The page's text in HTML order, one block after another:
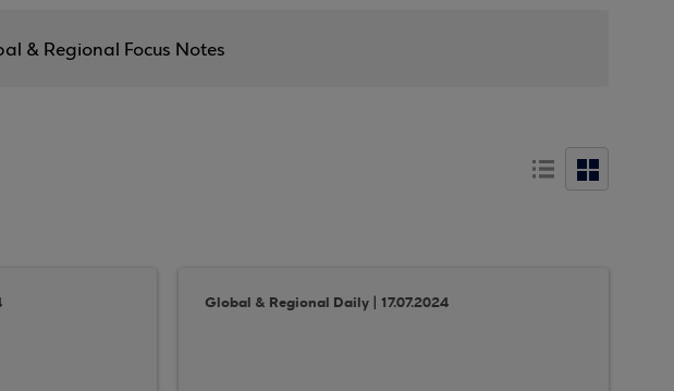
& Regional Focus Notes
Global & Regional Daily | 17.07.2024